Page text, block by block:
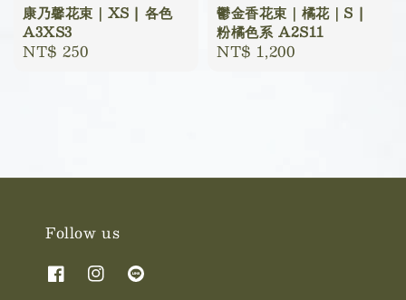
康乃馨花束｜XS | 各色
A3XS3
Regular
NT$ 250
鬱金香花束｜橘花｜S |
粉橘色系 A2S11
Regular
NT$ 1,200
Follow us